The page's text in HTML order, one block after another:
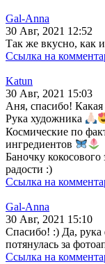
Gal-Anna
30 Авг, 2021 12:52
Так же вкусно, как
Ссылка на
Katun
30 Авг, 2021 15:03
Аня, спасибо! Какая
Рука художника
Космические по
ингредиентов
Баночку
радости :)
Ссылка на
Gal-Anna
30 Авг, 2021 15:10
Спасибо! :) Да, рука
потянулась за
Ссылка на